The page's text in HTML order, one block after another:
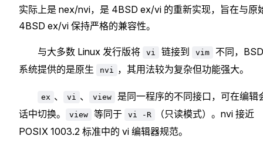
实际上是 nex/nvi，是 4BSD ex/vi 的重新实现，旨在与原
4BSD ex/vi 保持严格的兼容性。
与大多数 Linux 发行版将 vi 链接到 vim
不同，BSD
系统提供的是原生
nvi ，其用法较为复杂但功能强大。
ex 、 vi 、 view
是同一程序的不同接口，可在编辑
话中切换。
view 等同于 vi -R
（只读模式）。nvi 接近
POSIX 1003.2 标准中的 vi 编辑器规范。